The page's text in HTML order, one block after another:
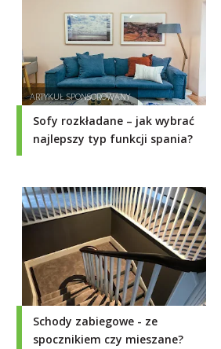
Sofy rozkładane – jak wybrać
najlepszy typ funkcji spania?
Schody zabiegowe - ze
spocznikiem czy mieszane?